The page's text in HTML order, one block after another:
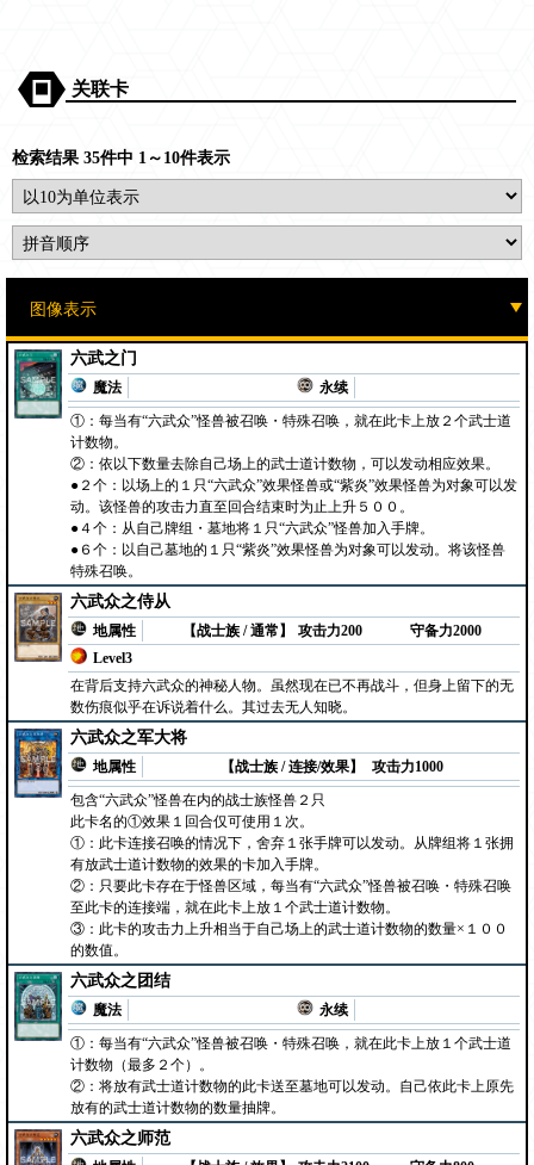
关联卡
检索结果 35件中 1～10件表示
六武之门
魔法
永续
①：每当有“六武众”怪兽被召唤・特殊召唤，就在此卡上放２个武士道
计数物。
②：依以下数量去除自己场上的武士道计数物，可以发动相应效果。
●２个：以场上的１只“六武众”效果怪兽或“紫炎”效果怪兽为对象可以发
动。该怪兽的攻击力直至回合结束时为止上升５００。
●４个：从自己牌组・墓地将１只“六武众”怪兽加入手牌。
●６个：以自己墓地的１只“紫炎”效果怪兽为对象可以发动。将该怪兽
特殊召唤。
六武众之侍从
地属性
【战士族 / 通常】
Level3
攻击力200 守备力2000
在背后支持六武众的神秘人物。虽然现在已不再战斗，但身上留下的无
数伤痕似乎在诉说着什么。其过去无人知晓。
六武众之军大将
地属性 【战士族 / 连接/效果】
攻击力1000
包含“六武众”怪兽在内的战士族怪兽２只
此卡名的①效果１回合仅可使用１次。
①：此卡连接召唤的情况下，舍弃１张手牌可以发动。从牌组将１张拥
有放武士道计数物的效果的卡加入手牌。
②：只要此卡存在于怪兽区域，每当有“六武众”怪兽被召唤・特殊召唤
至此卡的连接端，就在此卡上放１个武士道计数物。
③：此卡的攻击力上升相当于自己场上的武士道计数物的数量×１００
的数值。
六武众之团结
魔法
永续
①：每当有“六武众”怪兽被召唤・特殊召唤，就在此卡上放１个武士道
计数物（最多２个）。
②：将放有武士道计数物的此卡送至墓地可以发动。自己依此卡上原先
放有的武士道计数物的数量抽牌。
六武众之师范